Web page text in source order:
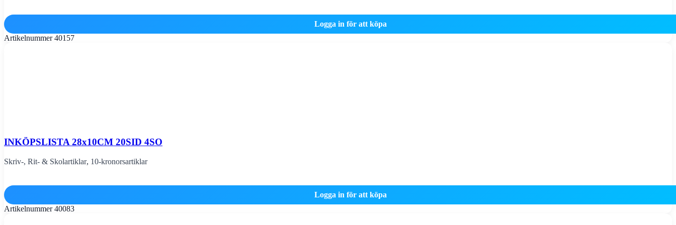
Logga in för att köpa
Artikelnummer40157
INKÖPSLISTA 28x10CM 20SID 4SO
Skriv-, Rit- & Skolartiklar, 10-kronorsartiklar
Logga in för att köpa
Artikelnummer40083